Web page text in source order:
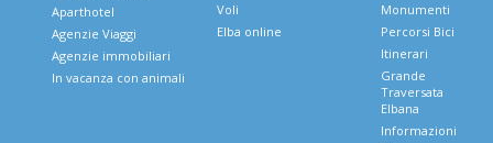
Aparthotel
Agenzie Viaggi
Agenzie immobiliari
In vacanza con animali
Voli
Elba online
Monumenti
Percorsi Bici
Itinerari
Grande
Traversata
Elbana
Informazioni